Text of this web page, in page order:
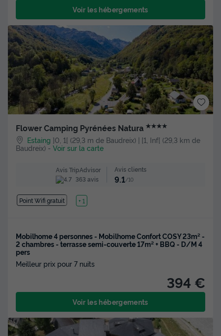
Voir les hébergements
Flower Camping Pyrénées Natura ★★★★
Estaing ]0, 1[ (29,3 m de Baudreix) | [1, Inf[ (29,3 km de
Baudreix) - Voir sur la carte
Avis TripAdvisor
363 avis
Avis clients
9.1/10
Point Wifi gratuit Lac
+ 1
Mobilhome 4 personnes - Mobilhome Confort COSY 23m² -
2 chambres - terrasse semi-couverte 17m² + BBQ - D/M 4
pers
Meilleur prix pour 7 nuits
394 €
Voir les hébergements